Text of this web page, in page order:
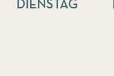
DIENSTAG